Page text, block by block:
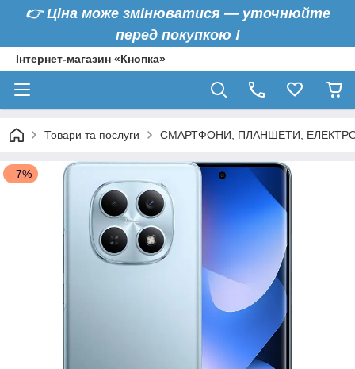
👉Ціна може змінюватися — уточнюйте
перед покупкою !
Інтернет-магазин «Кнопка»
Товари та послуги СМАРТФОНИ, ПЛАНШЕТИ,
–7%